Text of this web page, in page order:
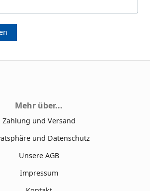
Mehr über...
Zahlung und Versand
und Datenschutz
Unsere AGB
Impressum